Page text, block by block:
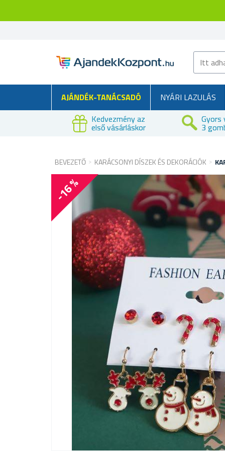
AJÁNDÉK-TANÁCSADÓ NYÁRI LAZULÁS
Kedvezmény az
első vásárláskor
Gyors
3
BEVEZETŐ KARÁCSONYI DÍSZEK ÉS DEKORÁCIÓK
-16 %